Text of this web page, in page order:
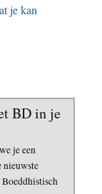
je kan
BD in je
je een
nieuwste